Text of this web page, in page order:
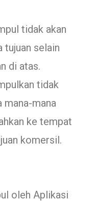
tidak akan
tujuan selain
di atas.
tidak
mana-mana
ke tempat
komersil.
oleh Aplikasi